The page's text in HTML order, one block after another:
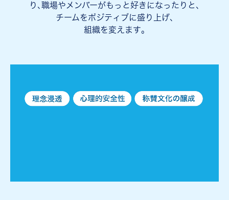
り､職場やメンバーがもっと好きになったりと､
チームをポジティブに盛り上げ､
組織を変えます｡